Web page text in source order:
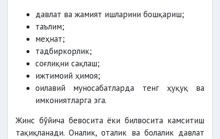
давлат ва жамият ишларини бошқариш;
таълим;
меҳнат;
тадбиркорлик;
соғлиқни сақлаш;
ижтимоий ҳимоя;
оилавий муносабатларда тенг ҳуқуқ ва
имкониятларга эга.
Жинс бўйича бевосита ёки билвосита камситиш
тақиқланади. Оналик, оталик ва болалик давлат